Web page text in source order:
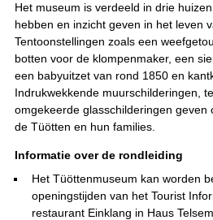
Het museum is verdeeld in drie
hebben en inzicht geven in het leven
Tentoonstellingen zoals een
botten voor de klompenmaker, een
een babyuitzet van rond 1850 en
Indrukwekkende muurschilderingen,
omgekeerde glasschilderingen geven
de Tüötten en hun families.
Informatie over de rondleiding
Het Tüöttenmuseum kan worden
openingstijden van het Tourist
restaurant Einklang in Haus